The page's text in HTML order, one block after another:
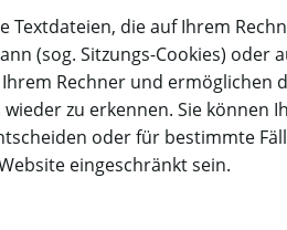
Textdateien, die auf Ihrem
(sog. Sitzungs-Cookies)
Rechner und
zu erkennen. Sie
oder für bestimmte
eingeschränkt sein.